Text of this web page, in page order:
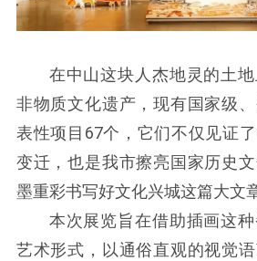
在中山这块人杰地灵的土
非物质文化遗产，现有国家级
表性项目67个，它们不仅见证
变迁，也是我市擦亮国家历史
墨重彩书写好文化兴城这篇大文
本次展览旨在借助插画这
艺术形式，以通俗直观的视觉